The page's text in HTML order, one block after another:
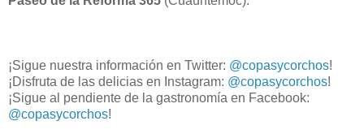
¡Sigue nuestra información en Twitter: @copasycorchos!
¡Disfruta de las delicias en Instagram: @copasycorchos!
¡Sigue al pendiente de la gastronomía en Facebook:
@copasycorchos!